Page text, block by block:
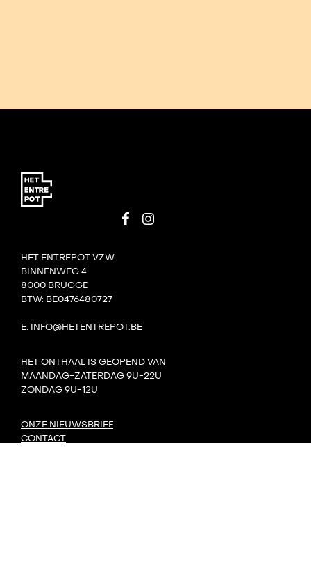
HET ENTREPOT VZW
BINNENWEG 4
8000 BRUGGE
BTW: BE0476480727
E: INFO@HETENTREPOT.BE
HET ONTHAAL IS GEOPEND VAN
MAANDAG-ZATERDAG 9U-22U
ZONDAG 9U-12U
ONZE NIEUWSBRIEF
CONTACT